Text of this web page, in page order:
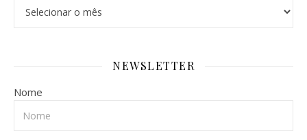
NEWSLETTER
Nome